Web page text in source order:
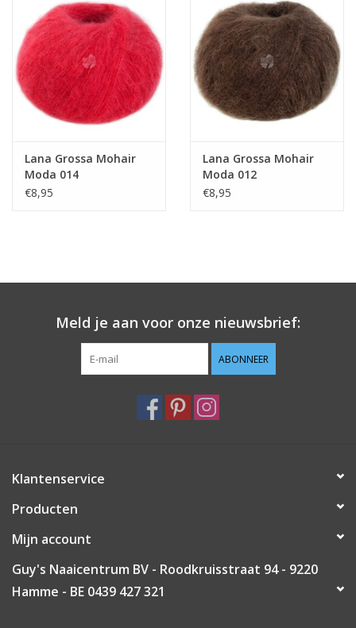
Lana Grossa Mohair
Moda 014
€8,95
Lana Grossa Mohair
Moda 012
€8,95
Meld je aan voor onze nieuwsbrief:
ABONNEER
Klantenservice
Producten
Mijn account
Guy's Naaicentrum BV - Roodkruisstraat 94 - 9220
Hamme - BE 0439 427 321